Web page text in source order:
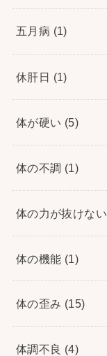
五月病 (1)
休肝日 (1)
体が硬い (5)
体の不調 (1)
体の力が抜けない
体の機能 (1)
体の歪み (15)
体調不良 (4)